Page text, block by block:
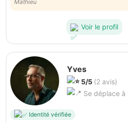
attentes et a contribué à la réussite de
invités m'ont d'ailleurs féliciter pour la
Mathieu
Voir le profil
Yves
5/5 (2 avis)
Se déplace à
Identité vérifiée